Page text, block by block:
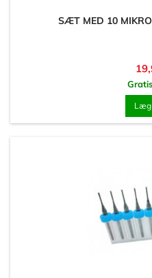
SÆT MED 10
Pris
Læg